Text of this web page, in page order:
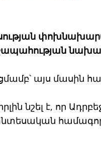
այս մասին
նշել է, որ